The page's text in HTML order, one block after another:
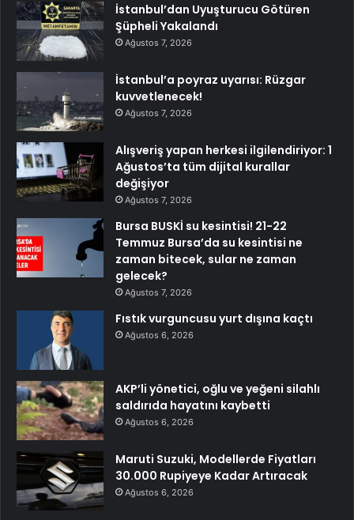
İstanbul’dan Uyuşturucu Götüren
Şüpheli Yakalandı
Ağustos 7, 2026
İstanbul’a poyraz uyarısı: Rüzgar
kuvvetlenecek!
Ağustos 7, 2026
Alışveriş yapan herkesi ilgilendiriyor: 1
Ağustos’ta tüm dijital kurallar
değişiyor
Ağustos 7, 2026
Bursa BUSKİ su kesintisi! 21-22
Temmuz Bursa’da su kesintisi ne
zaman bitecek, sular ne zaman
gelecek?
Ağustos 7, 2026
Fıstık vurguncusu yurt dışına kaçtı
Ağustos 6, 2026
AKP’li yönetici, oğlu ve yeğeni silahlı
saldırıda hayatını kaybetti
Ağustos 6, 2026
Maruti Suzuki, Modellerde Fiyatları
30.000 Rupiyeye Kadar Artıracak
Ağustos 6, 2026